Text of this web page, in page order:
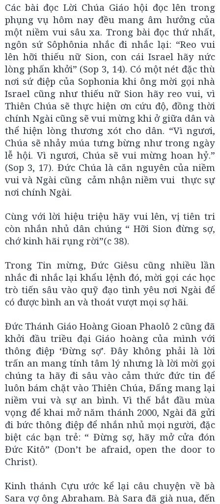
Các bài đọc Lời Chúa Giáo hội đọc lên trong
phụng vụ hôm nay đều mang âm hưởng của
một niềm vui sâu xa. Trong bài đọc thứ nhất,
ngôn sứ Sôphônia nhắc đi nhắc lại: “Reo vui
lên hỡi thiếu nữ Sion, con cái Israel hãy nức
lòng phấn khởi” (Sop 3, 14). Có một nét đặc thù
nơi sứ điệp của Sophonia khi ông mời gọi nhà
Israel cũng như thiếu nữ Sion hãy reo vui, vì
Thiên Chúa sẽ thực hiện ơn cứu độ, đồng thời
chính Ngài cũng sẽ vui mừng khi ở giữa dân và
thể hiện lòng thương xót cho dân. “Vì ngươi,
Chúa sẽ nhảy múa tưng bừng như trong ngày
lễ hội. Vì ngươi, Chúa sẽ vui mừng hoan hỷ.”
(Sop 3, 17). Đức Chúa là căn nguyên của niềm
vui và Ngài cũng cảm nhận niềm vui thực sự
nơi chính Ngài.
Cùng với lời hiệu triệu hãy vui lên, vị tiên tri
còn nhắn nhủ dân chúng “ Hỡi Sion đừng sợ,
chớ kinh hãi rụng rời”(c 38).
Trong Tin mừng, Đức Giêsu cũng nhiều lần
nhắc đi nhắc lại khẩu lệnh đó, mời gọi các học
trò tiến sâu vào quỹ đạo tình yêu nơi Ngài để
có được bình an và thoát vượt mọi sợ hãi.
Đức Thánh Giáo Hoàng Gioan Phaolô 2 cũng đã
khởi đầu triều đại Giáo hoàng của mình với
thông điệp ‘Đừng sợ’. Đây không phải là lời
trấn an mang tính tâm lý nhưng là lời mời gọi
chúng ta hãy đi sâu vào cảm thức đức tin để
luôn bám chặt vào Thiên Chúa, Đấng mang lại
niềm vui và sự an bình. Vì thế bắt đầu mùa
vọng để khai mở năm thánh 2000, Ngài đã gửi
đi bức thông điệp để nhắn nhủ mọi người, đặc
biệt các bạn trẻ: “ Đừng sợ, hãy mở cửa đón
Đức Kitô” (Don’t be afraid, open the door to
Christ).
Kinh thánh Cựu ước kể lại câu chuyện về bà
Sara vợ ông Abraham. Bà Sara đã già nua, đến